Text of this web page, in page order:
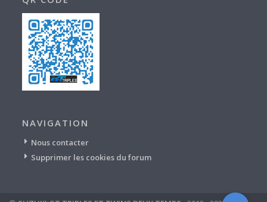
NAVIGATION
Nous contacter
Supprimer les cookies du forum